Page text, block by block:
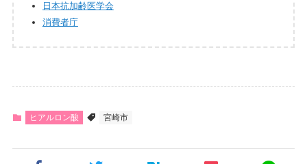
日本抗加齢医学会
消費者庁
ヒアルロン酸 宮崎市